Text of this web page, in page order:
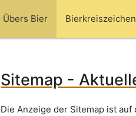
Übers Bier Bierkreiszeichen
Sitemap -
Die Anzeige der Sitemap ist